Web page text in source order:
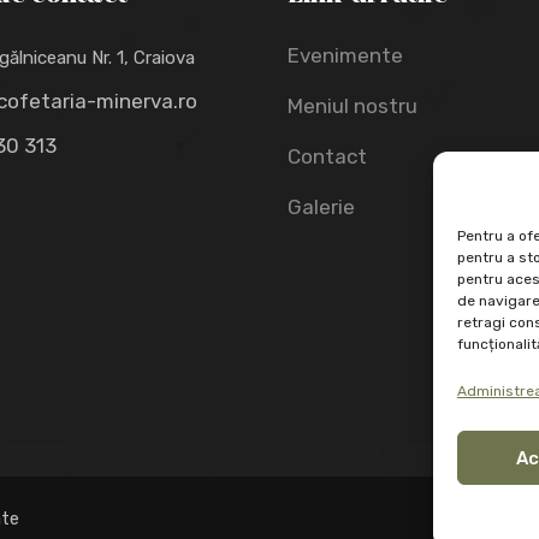
Pentru a
pentru a
pentru
de
retragi
Nr. 1, Craiova
minerva.ro
313
Evenimente
Meniul nostru
Contact
Galerie